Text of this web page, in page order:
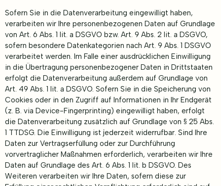
Sofern Sie in die Datenverarbeitung eingewilligt haben,
verarbeiten wir Ihre personenbezogenen Daten auf Grundlage
von Art. 6 Abs. 1 lit. a DSGVO bzw. Art. 9 Abs. 2 lit. a DSGVO,
sofern besondere Datenkategorien nach Art. 9 Abs. 1 DSGVO
verarbeitet werden. Im Falle einer ausdrücklichen Einwilligung
in die Übertragung personenbezogener Daten in Drittstaaten
erfolgt die Datenverarbeitung außerdem auf Grundlage von
Art. 49 Abs. 1 lit. a DSGVO. Sofern Sie in die Speicherung von
Cookies oder in den Zugriff auf Informationen in Ihr Endgerät
(z. B. via Device-Fingerprinting) eingewilligt haben, erfolgt
die Datenverarbeitung zusätzlich auf Grundlage von § 25 Abs.
1 TTDSG. Die Einwilligung ist jederzeit widerrufbar. Sind Ihre
Daten zur Vertragserfüllung oder zur Durchführung
vorvertraglicher Maßnahmen erforderlich, verarbeiten wir Ihre
Daten auf Grundlage des Art. 6 Abs. 1 lit. b DSGVO. Des
Weiteren verarbeiten wir Ihre Daten, sofern diese zur